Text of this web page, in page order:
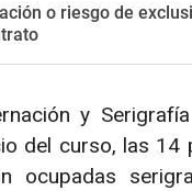
o riesgo de
y
del curso, las
ocupadas